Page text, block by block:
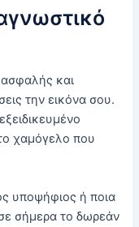
και
την εικόνα σου.
χαμόγελο που
υποψήφιος ή ποια
σήμερα το δωρεάν